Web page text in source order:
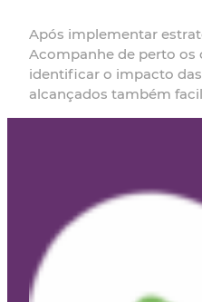
Após implementar
Acompanhe de perto os
identificar o impacto
alcançados também